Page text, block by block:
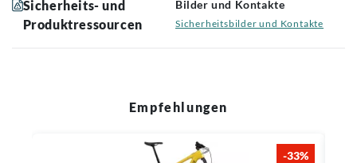
Sicherheits- und
Produktressourcen
Bilder und Kontakte
Sicherheitsbilder und Kontakte
Empfehlungen
-33%